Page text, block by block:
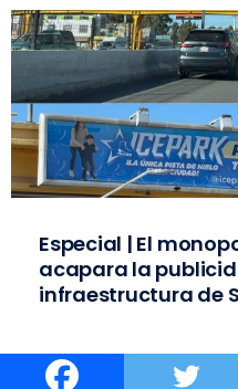
Especial | El
acapara la
infraestructura de